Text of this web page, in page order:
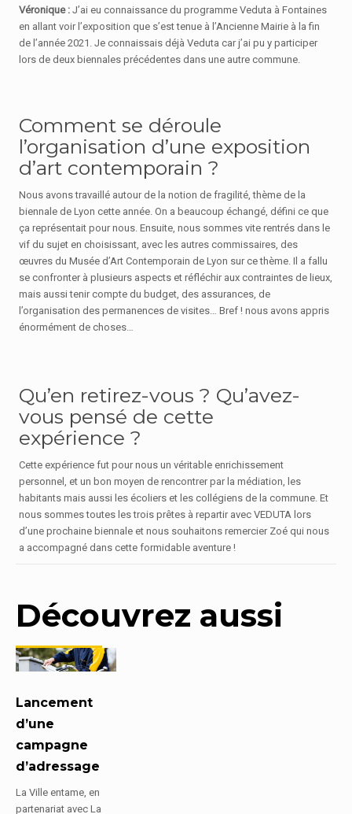
Véronique : J’ai eu connaissance du programme Veduta à Fontaines
en allant voir l’exposition que s’est tenue à l’Ancienne Mairie à la fin
de l’année 2021. Je connaissais déjà Veduta car j’ai pu y participer
lors de deux biennales précédentes dans une autre commune.
Comment se déroule
l’organisation d’une exposition
d’art contemporain ?
Nous avons travaillé autour de la notion de fragilité, thème de la
biennale de Lyon cette année. On a beaucoup échangé, défini ce que
ça représentait pour nous. Ensuite, nous sommes vite rentrés dans le
vif du sujet en choisissant, avec les autres commissaires, des
œuvres du Musée d’Art Contemporain de Lyon sur ce thème. Il a fallu
se confronter à plusieurs aspects et réfléchir aux contraintes de lieux,
mais aussi tenir compte du budget, des assurances, de
l’organisation des permanences de visites… Bref ! nous avons appris
énormément de choses…
Qu’en retirez-vous ? Qu’avez-
vous pensé de cette
expérience ?
Cette expérience fut pour nous un véritable enrichissement
personnel, et un bon moyen de rencontrer par la médiation, les
habitants mais aussi les écoliers et les collégiens de la commune. Et
nous sommes toutes les trois prêtes à repartir avec VEDUTA lors
d’une prochaine biennale et nous souhaitons remercier Zoé qui nous
a accompagné dans cette formidable aventure !
Découvrez aussi
Lancement
d’une
campagne
d’adressage
La Ville entame, en
partenariat avec La